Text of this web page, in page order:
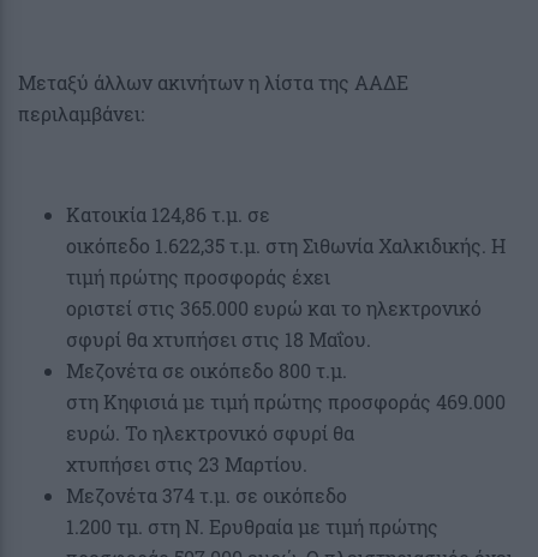
Μεταξύ άλλων ακινήτων η λίστα της ΑΑΔΕ
περιλαμβάνει:
Κατοικία 124,86 τ.μ. σε
οικόπεδο 1.622,35 τ.μ. στη Σιθωνία Χαλκιδικής. Η
τιμή πρώτης προσφοράς έχει
οριστεί στις 365.000 ευρώ και το ηλεκτρονικό
σφυρί θα χτυπήσει στις 18 Μαΐου.
Μεζονέτα σε οικόπεδο 800 τ.μ.
στη Κηφισιά με τιμή πρώτης προσφοράς 469.000
ευρώ. Το ηλεκτρονικό σφυρί θα
χτυπήσει στις 23 Μαρτίου.
Μεζονέτα 374 τ.μ. σε οικόπεδο
1.200 τμ. στη Ν. Ερυθραία με τιμή πρώτης